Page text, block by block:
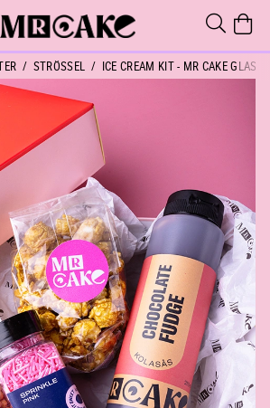
STRÖSSEL ICE CREAM KIT - MR CAKE